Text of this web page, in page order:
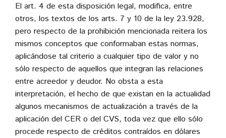
El art. 4 de esta disposición legal, modifica, entre
otros, los textos de los arts. 7 y 10 de la ley 23.928,
pero respecto de la prohibición mencionada reitera los
mismos conceptos que conformaban estas normas,
aplicándose tal criterio a cualquier tipo de valor y no
sólo respecto de aquellos que integran las relaciones
entre acreedor y deudor. No obsta a esta
interpretación, el hecho de que existan en la actualidad
algunos mecanismos de actualización a través de la
aplicación del CER o del CVS, toda vez que ello sólo
procede respecto de créditos contraídos en dólares